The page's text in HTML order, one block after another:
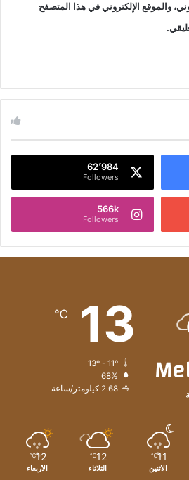
والموقع الإلكتروني في هذا المتصفح
62٬984
Followers
566k
Followers
13
℃
68%
2.68 كيلومتر/ساعة
11
℃
الأثنين
12
℃
الثلاثاء
12
℃
الأربعاء